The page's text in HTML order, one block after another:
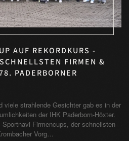
AUF REKORDKURS -
FIRMEN &
PADERBORNER
viele strahlende Gesichter gab es in der
der IHK Paderborn-Höxter.
Firmencups, der schnellsten
Vorg…